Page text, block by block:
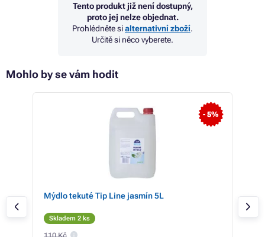
Tento produkt již není dostupný,
proto jej nelze objednat.
Prohlédněte sialternativní zboží.
Určitě si něco vyberete.
Mohlo by se vám hodit
- 5%
Mýdlo tekuté Tip Line jasmín 5L
Skladem 2 ks